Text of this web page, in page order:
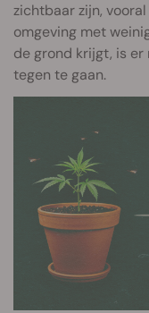
zichtbaar zijn,
omgeving met
de grond krijgt, is
tegen te gaan.